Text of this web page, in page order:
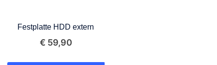
Festplatte HDD extern
€ 59,90